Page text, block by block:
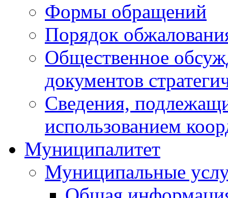
Формы обращений
Порядок
Общественное
документов
Сведения,
использованием
Муниципалитет
Муниципальные